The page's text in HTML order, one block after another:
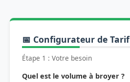
📅 Configurateur de Tarif
Étape 1 : Votre besoin
Quel est le volume à broyer ?